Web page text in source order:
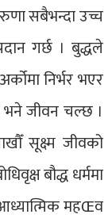
सबैभन्दा उच्च
गर्छ । बुद्धले
निर्भर भएर
भने जीवन चल्छ ।
सूक्ष्म जीवको
बौद्ध धर्ममा
आध्यात्मिक महŒव